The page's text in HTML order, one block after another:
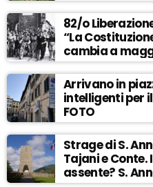
82/o
“La
cambia a
Arrivano in
intelligenti per
FOTO
Strage di S.
Tajani e Conte.
assente? S.